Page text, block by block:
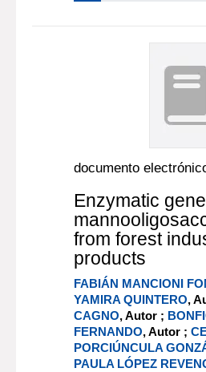
documento
Enzymatic
from forest
products
FABIÁN MANCIONI
YAMIRA QUINTERO,
CAGNO, Autor ;
FERNANDO, Autor ;
PORCIÚNCULA
PAULA LÓPEZ